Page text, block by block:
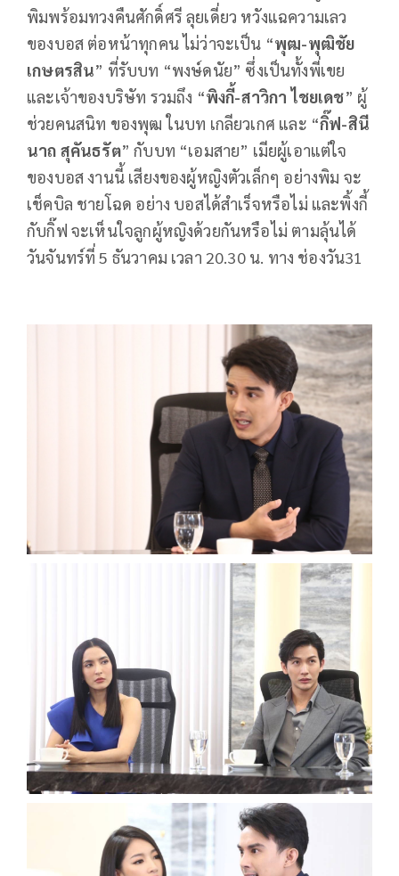
พิมพร้อมทวงคืนศักดิ์ศรี ลุยเดี่ยว หวังแฉความเลว
ของบอส ต่อหน้าทุกคน ไม่ว่าจะเป็น “พุฒ-พุฒิชัย
เกษตรสิน” ที่รับบท “พงษ์ดนัย” ซึ่งเป็นทั้งพี่เขย
และเจ้าของบริษัท รวมถึง “พิงกี้-สาวิกา ไชยเดช” ผู้
ช่วยคนสนิท ของพุฒ ในบท เกลียวเกศ และ “กิ๊ฟ-สินี
นาถ สุคันธรัต” กับบท “เอมสาย” เมียผู้เอาแต่ใจ
ของบอส งานนี้ เสียงของผู้หญิงตัวเล็กๆ อย่างพิม จะ
เช็คบิล ชายโฉด อย่าง บอสได้สำเร็จหรือไม่ และพิ้งกี้
กับกิ๊ฟ จะเห็นใจลูกผู้หญิงด้วยกันหรือไม่ ตามลุ้นได้
วันจันทร์ที่ 5 ธันวาคม เวลา 20.30 น. ทาง ช่องวัน31